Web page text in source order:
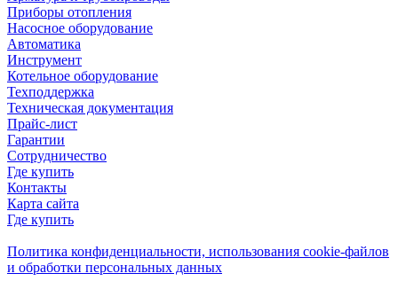
Приборы отопления
Насосное оборудование
Автоматика
Инструмент
Котельное оборудование
Техподдержка
Техническая документация
Прайс-лист
Гарантии
Сотрудничество
Где купить
Контакты
Карта сайта
Где купить
Политика конфиденциальности, использования сookie-файлов
и обработки персональных данных